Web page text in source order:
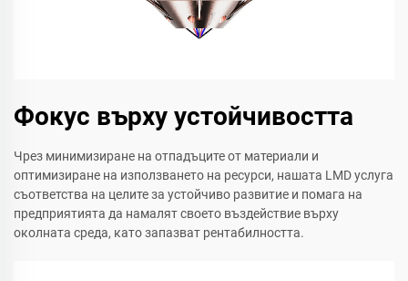
Фокус върху устойчивостта
Чрез минимизиране на отпадъците от материали и
оптимизиране на използването на ресурси, нашата LMD услуга
съответства на целите за устойчиво развитие и помага на
предприятията да намалят своето въздействие върху
околната среда, като запазват рентабилността.